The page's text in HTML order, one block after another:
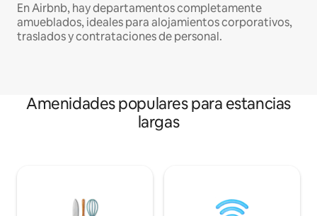
En Airbnb, hay departamentos completamente
amueblados, ideales para alojamientos corporativos,
traslados y contrataciones de personal.
Amenidades populares para estancias
largas